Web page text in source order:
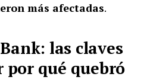
más afectadas.
las claves
qué quebró